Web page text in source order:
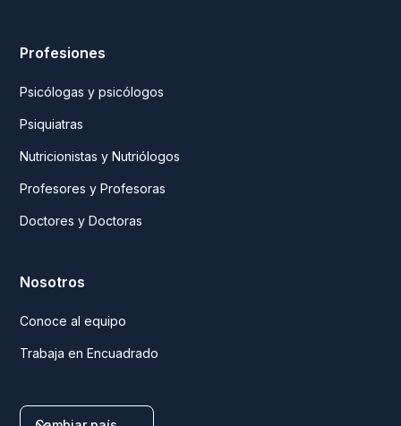
Profesiones
Psicólogas y psicólogos
Psiquiatras
Nutricionistas y Nutriólogos
Profesores y Profesoras
Doctores y Doctoras
Nosotros
Conoce al equipo
Trabaja en Encuadrado